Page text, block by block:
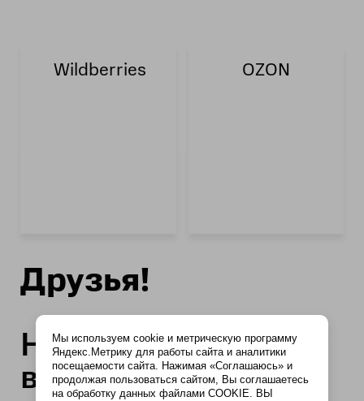
Wildberries OZON
Друзья!
Нам очень нужна
ваша поддержка!
Мы используем cookie и метрическую программу
Яндекс.Метрику для работы сайта и аналитики
посещаемости сайта. Нажимая «Соглашаюсь» и
продолжая пользоваться сайтом, Вы соглашаетесь
на обработку данных файлами COOKIE. ВЫ